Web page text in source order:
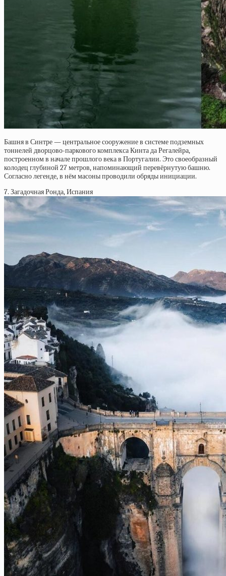
Башня в Синтре — центральное сооружение в системе подземных
тоннелей дворцово-паркового комплекса Кинта да Регалейра,
построенном в начале прошлого века в Португалии. Это своеобразный
колодец глубиной 27 метров, напоминающий перевёрнутую башню.
Согласно легенде, в нём масоны проводили обряды инициации.
7. Загадочная Ронда, Испания